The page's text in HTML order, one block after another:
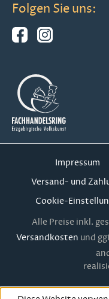
Folgen Sie uns:
Impressum
Versand- und
Cookie-
Alle Preise inkl.
Versandkosten und